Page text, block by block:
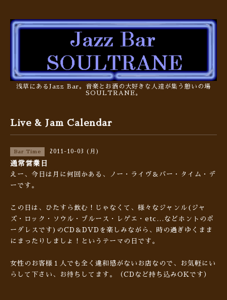
浅草にあるJazz Bar。音楽とお酒の大好きな人達が集う憩いの場
SOULTRANE。
Live & Jam Calendar
Bar Time 2011-10-03 (月)
通常営業日
えー、今日は月に何回かある、ノー・ライヴ＆バー・タイム・デ
ーです。
この日は、ひたすら飲む！じゃなくて、様々なジャンル(ジャ
ズ・ロック・ソウル・ブルース・レゲエ・etc…などホントのボ
ーダレスです)のCD＆DVDを楽しみながら、時の過ぎゆくまま
にまったりしましょ！というテーマの日です。
女性のお客様１人でも全く違和感がないお店なので、お気軽にい
らして下さい、お待ちしてます。（CDなど持ち込みOKです）